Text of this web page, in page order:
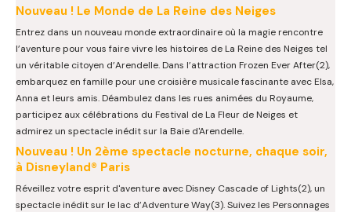
Nouveau ! Le Monde de La Reine des Neiges
Entrez dans un nouveau monde extraordinaire où la magie rencontre
l’aventure pour vous faire vivre les histoires de La Reine des Neiges tel
un véritable citoyen d’Arendelle. Dans l’attraction Frozen Ever After(2),
embarquez en famille pour une croisière musicale fascinante avec Elsa,
Anna et leurs amis. Déambulez dans les rues animées du Royaume,
participez aux célébrations du Festival de La Fleur de Neiges et
admirez un spectacle inédit sur la Baie d'Arendelle.
Nouveau ! Un 2ème spectacle nocturne, chaque soir,
à Disneyland® Paris
Réveillez votre esprit d'aventure avec Disney Cascade of Lights(2), un
spectacle inédit sur le lac d’Adventure Way(3). Suivez les Personnages